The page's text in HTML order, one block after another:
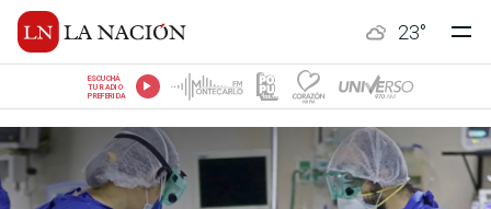
23°
ESCUCHÁ
TU RADIO
PREFERIDA